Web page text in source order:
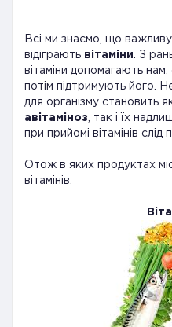
Всі ми знаємо, що
відіграють вітаміни . З
вітаміни допомагають
потім підтримують його.
для організму становить
авітаміноз , так і їх
при прийомі вітамінів слід
Отож в яких продуктах
вітамінів.